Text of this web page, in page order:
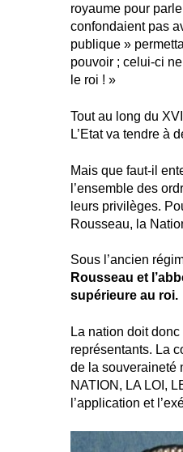
royaume pour
confondaient pas
publique »
pouvoir ; celui-ci
le roi ! »
Tout au long du
L’Etat va tendre à
Mais que faut-il
l’ensemble des
leurs privilèges.
Rousseau, la
Sous l’ancien
Rousseau et
supérieure au roi.
La nation doit
représentants. La
de la souveraineté
NATION, LA LOI,
l’application et